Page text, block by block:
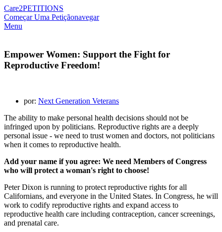
Care2PETITIONS
Começar Uma Petiçãonavegar
Menu
Empower Women: Support the Fight for
Reproductive Freedom!
por: Next Generation Veterans
The ability to make personal health decisions should not be
infringed upon by politicians. Reproductive rights are a deeply
personal issue - we need to trust women and doctors, not politicians
when it comes to reproductive health.
Add your name if you agree: We need Members of Congress
who will protect a woman's right to choose!
Peter Dixon is running to protect reproductive rights for all
Californians, and everyone in the United States. In Congress, he will
work to codify reproductive rights and expand access to
reproductive health care including contraception, cancer screenings,
and prenatal care.